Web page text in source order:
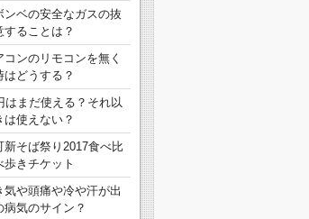
ンベの安全なガスの抜
することは？
ンのリモコンを無く
はどうする？
はまだ使える？それ以
使えない？
新そば祭り2017食べ比
きチケット
や頭痛や冷や汗が出
気のサイン？